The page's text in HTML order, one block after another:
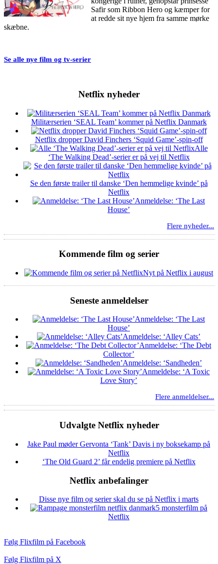
Safir som Ribbon Hero og kæmper for
at redde sit nye hjem fra samme mørke
skæbne.
Se alle nye film og tv-serier
Netflix nyheder
Militærserien ‘SEAL Team’ kommer på Netflix Danmark
Netflix dropper David Finchers ‘Squid Game’-spin-off
Alle
‘The Walking Dead’-serier er på vej til Netflix
Se den første trailer til danske ‘Den hemmelige kvinde’ på
Netflix
Anmeldelse: ‘The Last
House’
Flere nyheder...
Kommende film og serier
Nyt på Netflix i august
Seneste anmeldelser
Anmeldelse: ‘The Last
House’
Anmeldelse: ‘Alley Cats’
Anmeldelse: ‘The Debt
Collector’
Anmeldelse: ‘Sandheden’
Anmeldelse: ‘A Toxic
Love Story’
Flere anmeldelser...
Udvalgte Netflix nyheder
Jake Paul møder Gervonta ‘Tank’ Davis i ny boksekamp på
Netflix
‘The Old Guard 2’ får endelig premiere på Netflix
Netflix anbefalinger
Disse nye film og serier skal du se på Netflix i marts
5 monsterfilm på
Netflix
Følg Flixfilm på Facebook
Følg Flixfilm på X